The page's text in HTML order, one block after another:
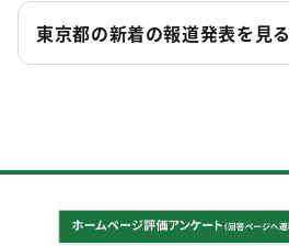
東京都の新着の報道発表を見る